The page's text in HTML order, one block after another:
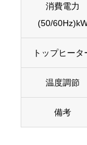
消費電力
(50/
トップヒータ
温度調節
備考